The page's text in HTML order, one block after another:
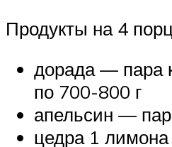
Продукты на 4
дорада — пара
по 700-800 г
апельсин —
цедра 1 лимона